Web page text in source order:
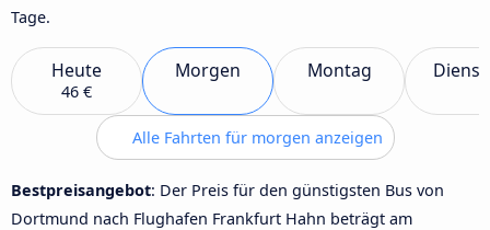
Tage.
Heute
46 €
Morgen Montag
Alle Fahrten für morgen anzeigen
Bestpreisangebot: Der Preis für den günstigsten Bus von
Dortmund nach Flughafen Frankfurt Hahn beträgt am